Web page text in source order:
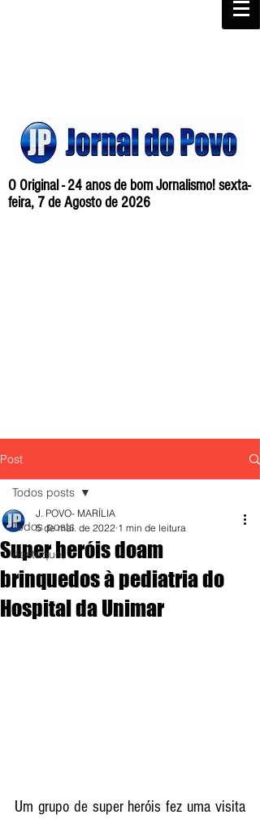
O Original - 24 anos de bom Jornalismo! sexta-
feira, 7 de Agosto de 2026
Post
Todos posts
destaque,
Todos posts
Super heróis doam
brinquedos à pediatria do
Hospital da Unimar
J. POVO- MARÍLIA
5 de mai. de 2022 1 min de leitura
Um grupo de super heróis fez uma visita